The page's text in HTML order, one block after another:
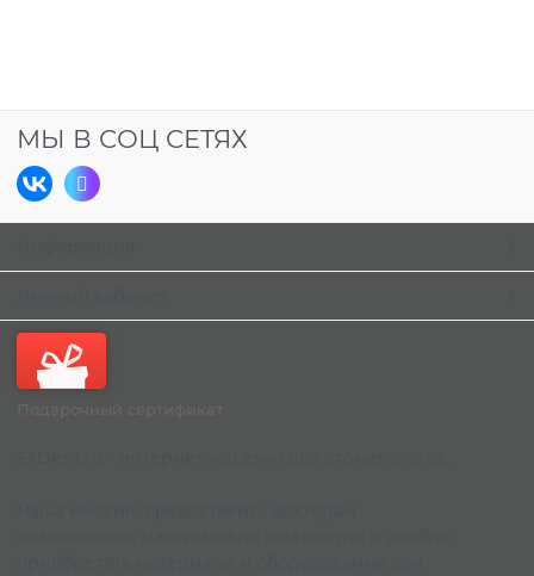
МЫ В СОЦ СЕТЯХ